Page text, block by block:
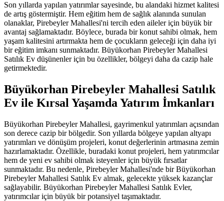
Son yıllarda yapılan yatırımlar sayesinde, bu alandaki hizmet kalitesi
de artış göstermiştir. Hem eğitim hem de sağlık alanında sunulan
olanaklar, Pirebeyler Mahallesi'ni tercih eden aileler için büyük bir
avantaj sağlamaktadır. Böylece, burada bir konut sahibi olmak, hem
yaşam kalitesini artırmakta hem de çocukların geleceği için daha iyi
bir eğitim imkanı sunmaktadır. Büyükorhan Pirebeyler Mahallesi
Satılık Ev düşünenler için bu özellikler, bölgeyi daha da cazip hale
getirmektedir.
Büyükorhan Pirebeyler Mahallesi Satılık
Ev ile Kırsal Yaşamda Yatırım İmkanları
Büyükorhan Pirebeyler Mahallesi, gayrimenkul yatırımları açısından
son derece cazip bir bölgedir. Son yıllarda bölgeye yapılan altyapı
yatırımları ve dönüşüm projeleri, konut değerlerinin artmasına zemin
hazırlamaktadır. Özellikle, buradaki konut projeleri, hem yatırımcılar
hem de yeni ev sahibi olmak isteyenler için büyük fırsatlar
sunmaktadır. Bu nedenle, Pirebeyler Mahallesi'nde bir Büyükorhan
Pirebeyler Mahallesi Satılık Ev almak, gelecekte yüksek kazançlar
sağlayabilir. Büyükorhan Pirebeyler Mahallesi Satılık Evler,
yatırımcılar için büyük bir potansiyel taşımaktadır.